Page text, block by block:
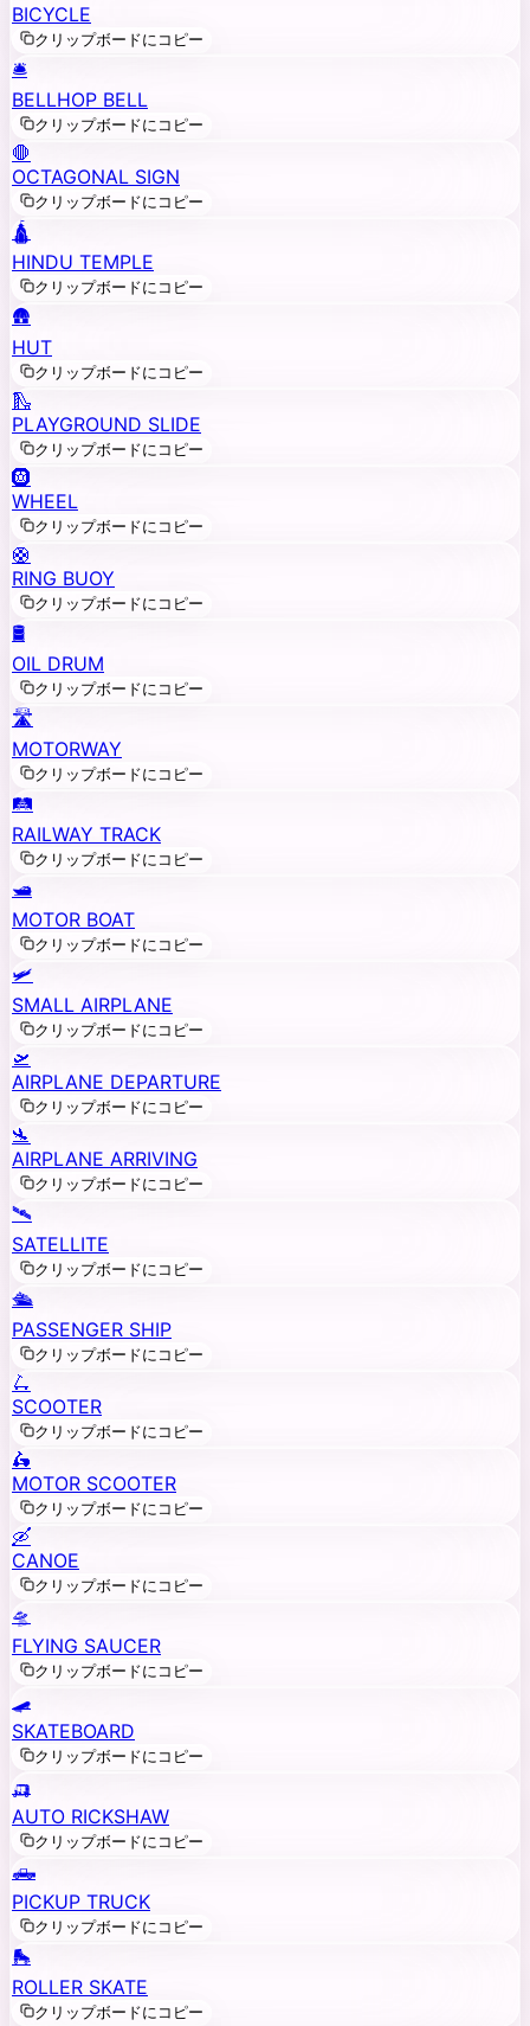
BICYCLE
クリップボードにコピー
🛎️
BELLHOP BELL
クリップボードにコピー
🛑
OCTAGONAL SIGN
クリップボードにコピー
🛕
HINDU TEMPLE
クリップボードにコピー
🛖
HUT
クリップボードにコピー
🛝
PLAYGROUND SLIDE
クリップボードにコピー
🛞
WHEEL
クリップボードにコピー
🛟
RING BUOY
クリップボードにコピー
🛢️
OIL DRUM
クリップボードにコピー
🛣️
MOTORWAY
クリップボードにコピー
🛤️
RAILWAY TRACK
クリップボードにコピー
🛥️
MOTOR BOAT
クリップボードにコピー
🛩️
SMALL AIRPLANE
クリップボードにコピー
🛫
AIRPLANE DEPARTURE
クリップボードにコピー
🛬
AIRPLANE ARRIVING
クリップボードにコピー
🛰️
SATELLITE
クリップボードにコピー
🛳️
PASSENGER SHIP
クリップボードにコピー
🛴
SCOOTER
クリップボードにコピー
🛵
MOTOR SCOOTER
クリップボードにコピー
🛶
CANOE
クリップボードにコピー
🛸
FLYING SAUCER
クリップボードにコピー
🛹
SKATEBOARD
クリップボードにコピー
🛺
AUTO RICKSHAW
クリップボードにコピー
🛻
PICKUP TRUCK
クリップボードにコピー
🛼
ROLLER SKATE
クリップボードにコピー